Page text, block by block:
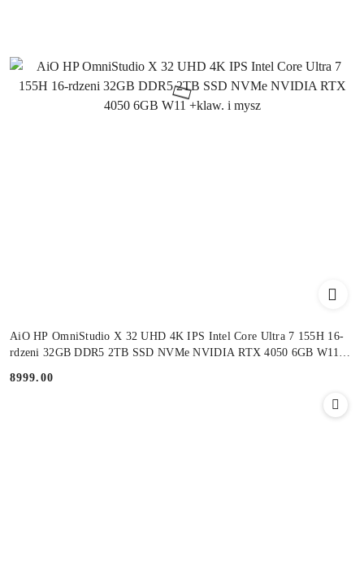
AiO HP OmniStudio X 32 UHD 4K IPS Intel Core Ultra 7 155H 16-
rdzeni 32GB DDR5 2TB SSD NVMe NVIDIA RTX 4050 6GB W11
Cena:
8999.00